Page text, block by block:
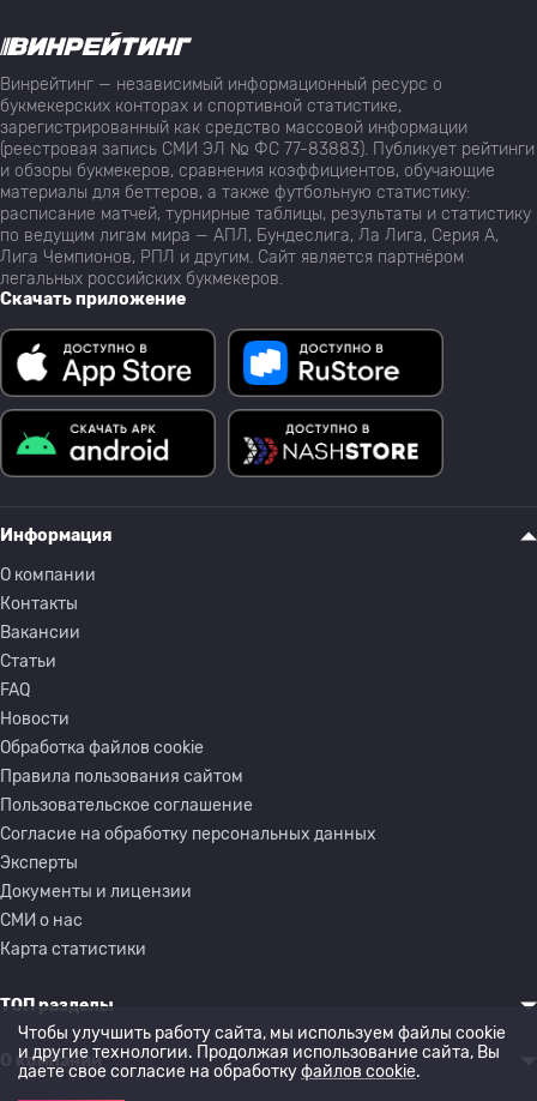
Винрейтинг — независимый информационный ресурс о
букмекерских конторах и спортивной статистике,
зарегистрированный как средство массовой информации
(реестровая запись СМИ ЭЛ № ФС 77-83883). Публикует рейтинги
и обзоры букмекеров, сравнения коэффициентов, обучающие
материалы для беттеров, а также футбольную статистику:
расписание матчей, турнирные таблицы, результаты и статистику
по ведущим лигам мира — АПЛ, Бундеслига, Ла Лига, Серия А,
Лига Чемпионов, РПЛ и другим. Сайт является партнёром
легальных российских букмекеров.
Скачать приложение
Информация
О компании
Контакты
Вакансии
Статьи
FAQ
Новости
Обработка файлов cookie
Правила пользования сайтом
Пользовательское соглашение
Согласие на обработку персональных данных
Эксперты
Документы и лицензии
СМИ о нас
Карта статистики
ТОП разделы
О компании
Чтобы улучшить работу сайта, мы используем файлы cookie
и другие технологии. Продолжая использование сайта, Вы
даете свое согласие на обработкуфайлов cookie.